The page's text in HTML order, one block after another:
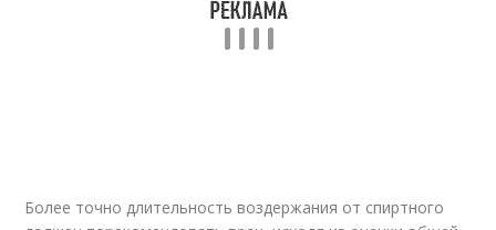
Более точно длительность воздержания от спиртного